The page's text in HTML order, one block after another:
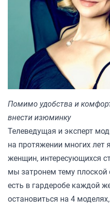
Помимо удобства и
внести изюминку
Телеведущая и эксперт
на протяжении многих лет
женщин, интересующихся
мы затронем тему плоской
есть в гардеробе каждой
остановиться на 4